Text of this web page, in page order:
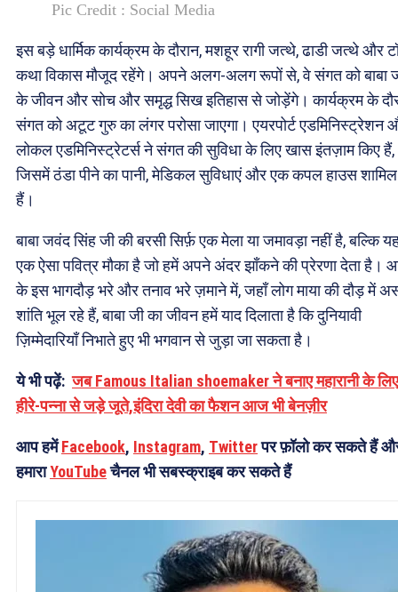
Pic Credit : Social Media
इस बड़े धार्मिक कार्यक्रम के दौरान, मशहूर रागी जत्थे, ढाडी जत्थे और
कथा विकास मौजूद रहेंगे। अपने अलग-अलग रूपों से, वे संगत को बाबा
के जीवन और सोच और समृद्ध सिख इतिहास से जोड़ेंगे। कार्यक्रम के
संगत को अटूट गुरु का लंगर परोसा जाएगा। एयरपोर्ट एडमिनिस्ट्रेशन
लोकल एडमिनिस्ट्रेटर्स ने संगत की सुविधा के लिए खास इंतज़ाम किए हैं,
जिसमें ठंडा पीने का पानी, मेडिकल सुविधाएं और एक कपल हाउस शामिल
हैं।
बाबा जवंद सिंह जी की बरसी सिर्फ़ एक मेला या जमावड़ा नहीं है, बल्कि
एक ऐसा पवित्र मौका है जो हमें अपने अंदर झाँकने की प्रेरणा देता है।
के इस भागदौड़ भरे और तनाव भरे ज़माने में, जहाँ लोग माया की दौड़ में
शांति भूल रहे हैं, बाबा जी का जीवन हमें याद दिलाता है कि दुनियावी
ज़िम्मेदारियाँ निभाते हुए भी भगवान से जुड़ा जा सकता है।
ये भी पढ़ें:जब Famous Italian shoemaker ने बनाए महारानी के लिए
हीरे-पन्ना से जड़े जूते,इंदिरा देवी का फैशन आज भी बेनज़ीर
आप हमेंFacebook, Instagram, Twitterपर फ़ॉलो कर सकते हैं
हमाराYouTubeचैनल भी सबस्क्राइब कर सकते हैं